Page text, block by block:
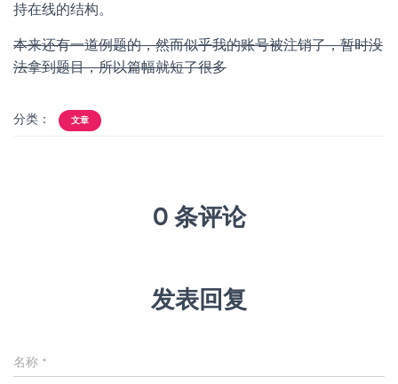
持在线的结构。
本来还有一道例题的，然而似乎我的账号被注销了，暂时没
法拿到题目，所以篇幅就短了很多
分类： 文章
0 条评论
发表回复
名称 *